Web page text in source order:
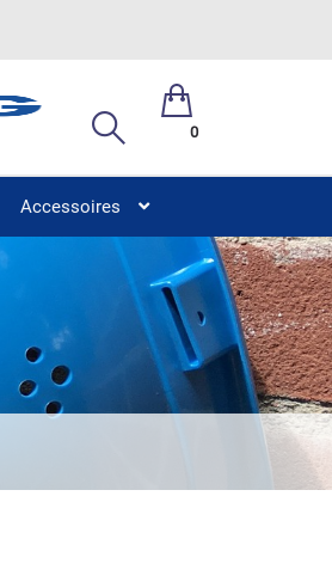
0
Accessoires